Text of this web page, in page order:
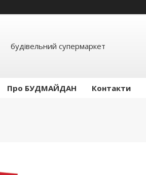
будівельний супермаркет
Про БУДМАЙДАН Контакти